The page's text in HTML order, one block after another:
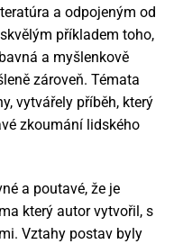
a odpojeným od
příkladem toho,
a myšlenkově
zároveň. Témata
vytvářely příběh, který
zkoumání lidského
a poutavé, že je
který autor vytvořil, s
Vztahy postav byly